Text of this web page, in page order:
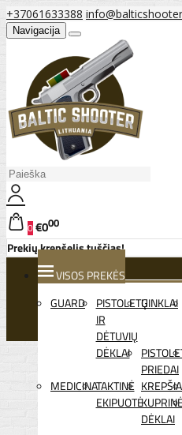
+37061633388
Navigacija
0€000
Prekių krepšelis tuščias!
VISOS PREKĖS
GUARD
PISTOLETŲ
IR
DĖTUVIŲ
DĖKLAI
GINKLAI
PRIEDAI
MEDICINATAKTINĖ
EKIPUOTĖ
DĖKLAI